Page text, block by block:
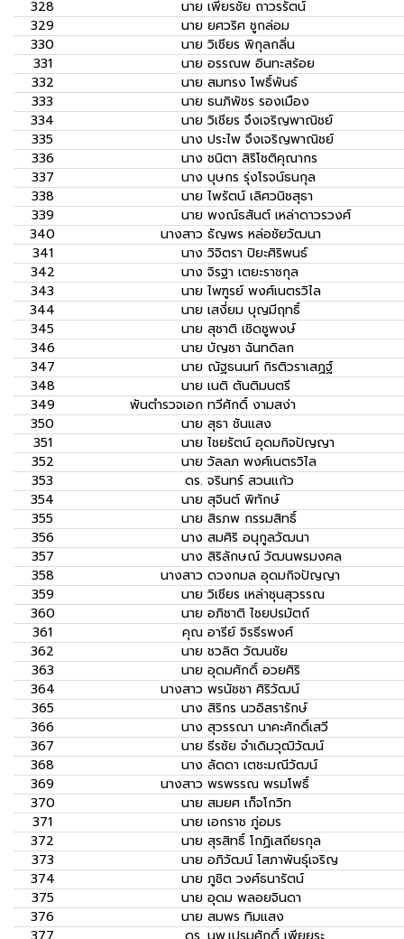
328 นาย เพียรชัย ถาวรรัตน์
329
นาย ยศวริศ ชูกล่อม
330
นาย วิเชียร พิกุลกลิ่น
331
นาย อรรณพ อินทะสร้อย
332
นาย สมทรง โพธิ์พันธ์
333
นาย ธนภิพัชร รองเมือง
334
นาย วิเชียร จึงเจริญพาณิชย์
335
นาง ประไพ จึงเจริญพาณิชย์
336
นาง ชนิตา สิริโชติคุณากร
337
นาง บุษกร รุ่งโรจน์ธนกุล
338
นาย ไพรัตน์ เลิศวนิชสุธา
339
นาย พงณ์ธสันต์ เหล่าดาวรวงศ์
340
นางสาว ธัญพร หล่อชัยวัฒนา
341
นาง วิจิตรา ปิยะศิริพนธ์
342
นาง จิรฐา เตยะราชกุล
343
นาย ไพฑูรย์ พงศ์เนตรวิไล
344
นาย เสงี่ยม บุญมีฤทธิ์
345
นาย สุชาติ เชิดชูพงษ์
346
นาย บัญชา ฉันทดิลก
347
นาย ณัฐธนนท์ กิรติวราเสฏฐ์
348
นาย เนติ ตันติมนตรี
349
พันตำรวจเอก ทวีศักดิ์ งามสง่า
350
นาย สุธา ชันแสง
351
นาย ไชยรัตน์ อุดมกิจปัญญา
352
นาย วัลลภ พงศ์เนตรวิไล
353
ดร. จรินทร์ สวนแก้ว
354
นาย สุจินต์ พิทักษ์
355
นาย สิรภพ กรรมสิทธิ์
356
นาง สมศิริ อนุกูลวัฒนา
357
นาง สิริลักษณ์ วัฒนพรมงคล
358
นางสาว ดวงกมล อุดมกิจปัญญา
359
นาย วิเชียร เหล่าชุนสุวรรณ
360
นาย อภิชาติ ไชยปรมัตถ์
361
คุณ อารีย์ จิรธีรพงศ์
362
นาย ชวลิต วัฒนชัย
363
นาย อุดมศักดิ์ อวยศิริ
364
นางสาว พรนัชชา ศิริวัฒน์
365
นาง สิริกร นวอิสรารักษ์
366
นาง สุวรรณา นาคะศักดิ์เสวี
367
นาย ธีรชัย จำเดิมวุฒิวัฒน์
368
นาง ลัดดา เตชะมณีวัฒน์
369
นางสาว พรพรรณ พรมโพธิ์
370
นาย สมยศ เก็จโกวิท
371
นาย เอกราช ภู่อมร
372
นาย สุรสิทธิ์ โกฏิเสถียรกุล
373
นาย อภิวัฒน์ โสภาพันธุ์เจริญ
374
นาย ภูชิต วงศ์ธนารัตน์
375
นาย อุดม พลอยจินดา
376
นาย สมพร ทิมแสง